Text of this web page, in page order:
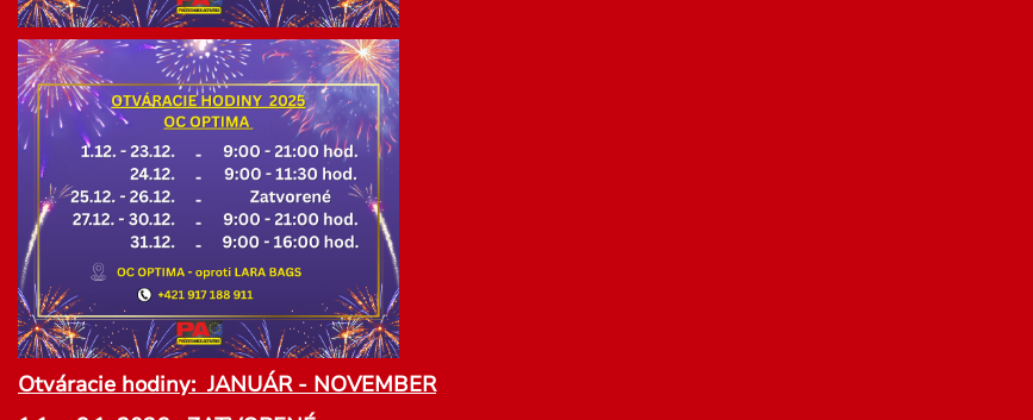
Otváracie hodiny: JANUÁR - NOVEMBER